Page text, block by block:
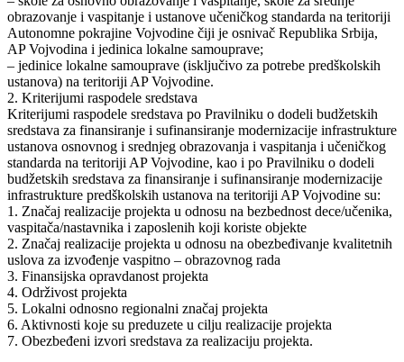
obrazovanje i vaspitanje i ustanove učeničkog standarda na teritoriji
Autonomne pokrajine Vojvodine čiji je osnivač Republika Srbija,
AP Vojvodina i jedinica lokalne samouprave;
– jedinice lokalne samouprave (isključivo za potrebe predškolskih
ustanova) na teritoriji AP Vojvodine.
2. Kriterijumi raspodele sredstava
Kriterijumi raspodele sredstava po Pravilniku o dodeli budžetskih
sredstava za finansiranje i sufinansiranje modernizacije infrastrukture
ustanova osnovnog i srednjeg obrazovanja i vaspitanja i učeničkog
standarda na teritoriji AP Vojvodine, kao i po Pravilniku o dodeli
budžetskih sredstava za finansiranje i sufinansiranje modernizacije
infrastrukture predškolskih ustanova na teritoriji AP Vojvodine su:
1. Značaj realizacije projekta u odnosu na bezbednost dece/učenika,
vaspitača/nastavnika i zaposlenih koji koriste objekte
2. Značaj realizacije projekta u odnosu na obezbeđivanje kvalitetnih
uslova za izvođenje vaspitno – obrazovnog rada
3. Finansijska opravdanost projekta
4. Održivost projekta
5. Lokalni odnosno regionalni značaj projekta
6. Aktivnosti koje su preduzete u cilju realizacije projekta
7. Obezbeđeni izvori sredstava za realizaciju projekta.